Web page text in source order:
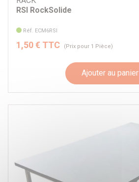
RSI RockSolide
Réf. ECM6RSI
1,50 € TTC (Prix pour 1 Pièce)
Ajouter au panier